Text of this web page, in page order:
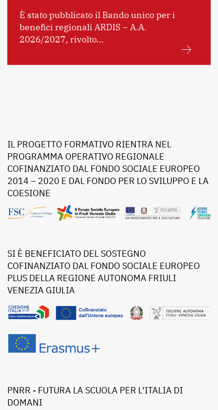
È stato pubblicato il Bando unico per i
benefici regionali ARDIS – A.A.
2026/2027, rivolto...
IL PROGETTO FORMATIVO RIENTRA NEL
PROGRAMMA OPERATIVO REGIONALE
COFINANZIATO DAL FONDO SOCIALE EUROPEO
2014 – 2020 E DAL FONDO PER LO SVILUPPO E LA
COESIONE
SI È BENEFICIATO DEL SOSTEGNO
COFINANZIATO DAL FONDO SOCIALE EUROPEO
PLUS DELLA REGIONE AUTONOMA FRIULI
VENEZIA GIULIA
PNRR - FUTURA LA SCUOLA PER L’ITALIA DI
DOMANI